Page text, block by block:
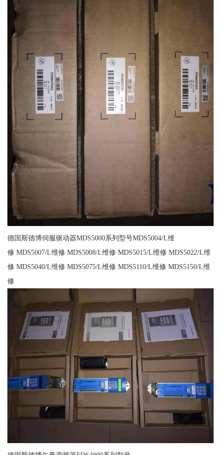
德国斯德博伺服驱动器MDS5000系列型号MDS5004/L维
修 MDS5007/L维修 MDS5008/L维修 MDS5015/L维修 MDS5022/L维
修 MDS5040/L维修 MDS5075/L维修 MDS5110/L维修 MDS5150/L维
修